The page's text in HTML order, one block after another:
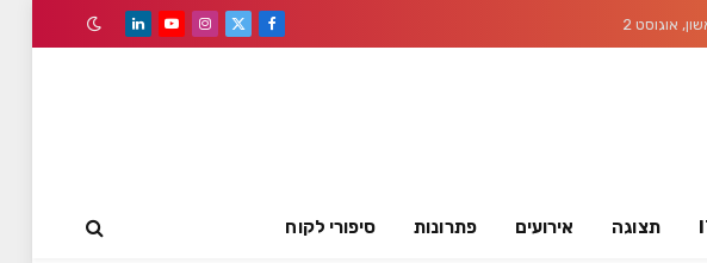
אוגוסט 2
Facebook
X
Instagram
YouTube
LinkedIn
תצוגה אירועים פתרונות סיפורי לקוח